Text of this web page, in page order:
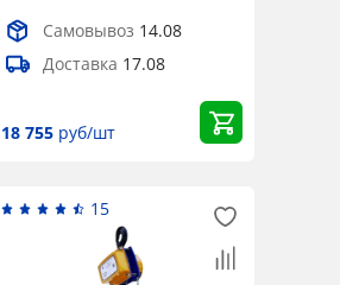
Самовывоз 14.08
Доставка 17.08
18 755руб/шт
15